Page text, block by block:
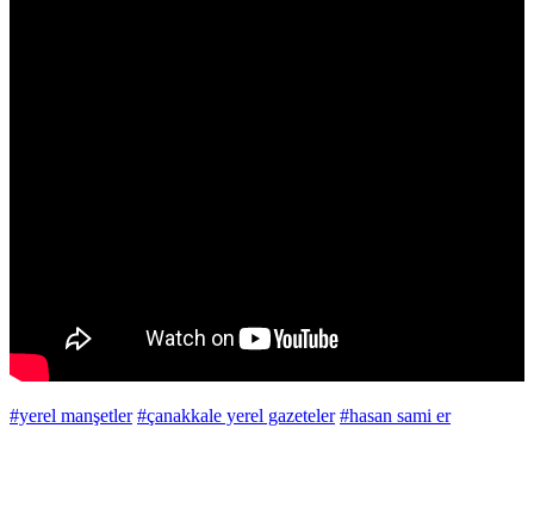
#yerel manşetler #çanakkale yerel gazeteler #hasan sami er